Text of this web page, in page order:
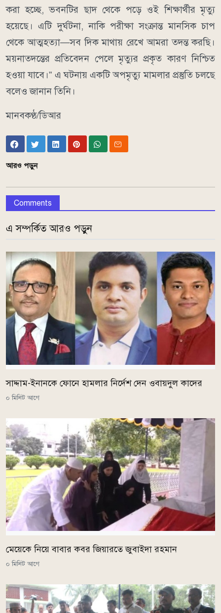
করা হচ্ছে, ভবনটির ছাদ থেকে পড়ে ওই শিক্ষার্থীর মৃত্যু
হয়েছে। এটি দুর্ঘটনা, নাকি পরীক্ষা সংক্রান্ত মানসিক চাপ
থেকে আত্মহত্যা—সব দিক মাথায় রেখে আমরা তদন্ত করছি।
ময়নাতদন্তের প্রতিবেদন পেলে মৃত্যুর প্রকৃত কারণ নিশ্চিত
হওয়া যাবে।” এ ঘটনায় একটি অপমৃত্যু মামলার প্রস্তুতি চলছে
বলেও জানান তিনি।
মানবকণ্ঠ/ডিআর
আরও পড়ুন
Comments
এ সম্পর্কিত আরও পড়ুন
সাদ্দাম-ইনানকে ফোনে হামলার নির্দেশ দেন ওবায়দুল কাদের
০ মিনিট আগে
মেয়েকে নিয়ে বাবার কবর জিয়ারতে জুবাইদা রহমান
০ মিনিট আগে